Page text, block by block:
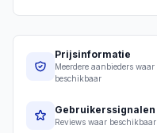
Prijsinformatie
Meerdere aanbieders waar
beschikbaar
Gebruikerssignalen
Reviews waar beschikbaar